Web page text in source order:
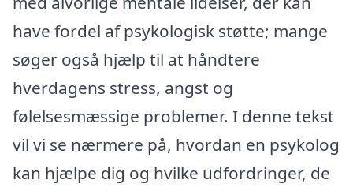
have fordel af psykologisk støtte; mange
søger også hjælp til at håndtere
hverdagens stress, angst og
følelsesmæssige problemer. I denne tekst
vil vi se nærmere på, hvordan en psykolog
kan hjælpe dig og hvilke udfordringer, de